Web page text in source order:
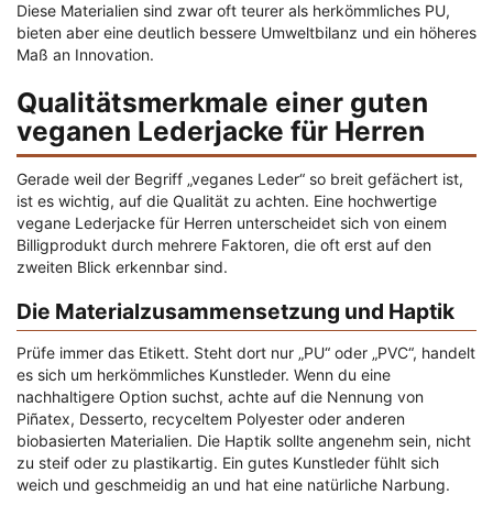
Diese Materialien sind zwar oft teurer als herkömmliches PU,
bieten aber eine deutlich bessere Umweltbilanz und ein höheres
Maß an Innovation.
Qualitätsmerkmale einer guten
veganen Lederjacke für Herren
Gerade weil der Begriff „veganes Leder“ so breit gefächert ist,
ist es wichtig, auf die Qualität zu achten. Eine hochwertige
vegane Lederjacke für Herren unterscheidet sich von einem
Billigprodukt durch mehrere Faktoren, die oft erst auf den
zweiten Blick erkennbar sind.
Die Materialzusammensetzung und Haptik
Prüfe immer das Etikett. Steht dort nur „PU“ oder „PVC“, handelt
es sich um herkömmliches Kunstleder. Wenn du eine
nachhaltigere Option suchst, achte auf die Nennung von
Piñatex, Desserto, recyceltem Polyester oder anderen
biobasierten Materialien. Die Haptik sollte angenehm sein, nicht
zu steif oder zu plastikartig. Ein gutes Kunstleder fühlt sich
weich und geschmeidig an und hat eine natürliche Narbung.